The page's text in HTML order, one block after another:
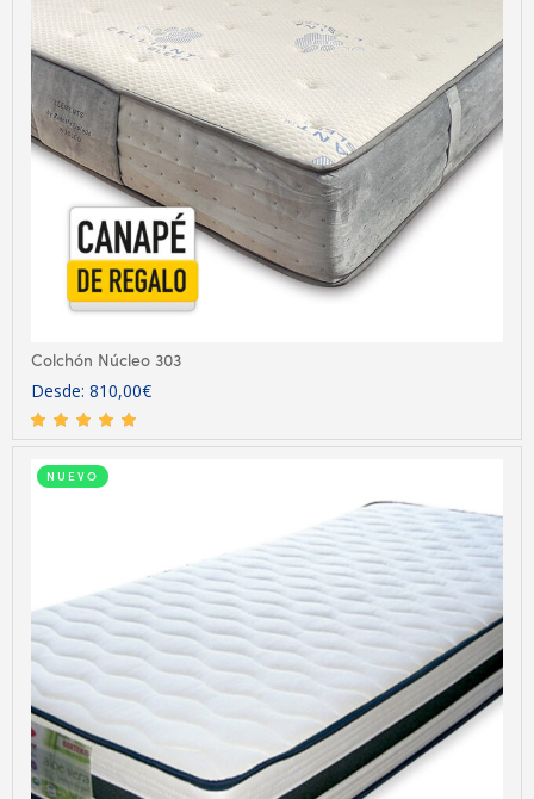
Colchón Núcleo 303
Desde: 810,00€
NUEVO